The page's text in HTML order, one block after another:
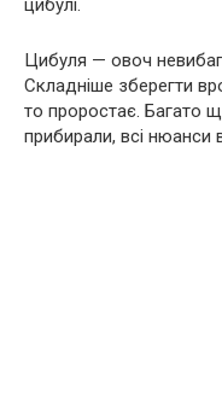
цибулі.
Цибуля — овоч
Складніше зберегти
то проростає. Багато
прибирали, всі нюанси